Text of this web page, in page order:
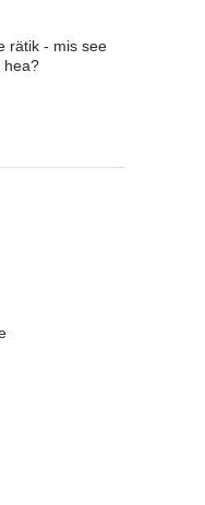
rätik - mis see
hea?